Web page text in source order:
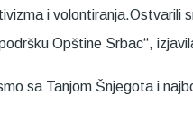
i volontiranja.Ostvarili
Opštine Srbac“,
sa Tanjom Šnjegota i